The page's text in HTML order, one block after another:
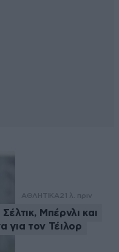
ΑΘΛΗΤΙΚΑ21 λ. πριν
Μπέρνλι και
για τον Τέιλορ